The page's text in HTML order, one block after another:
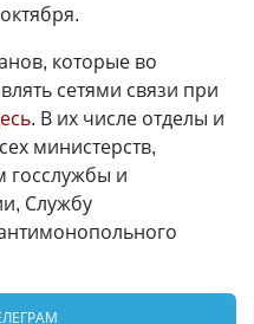
которые во
сетями связи при
. В их числе отделы и
министерств,
госслужбы и
Службу